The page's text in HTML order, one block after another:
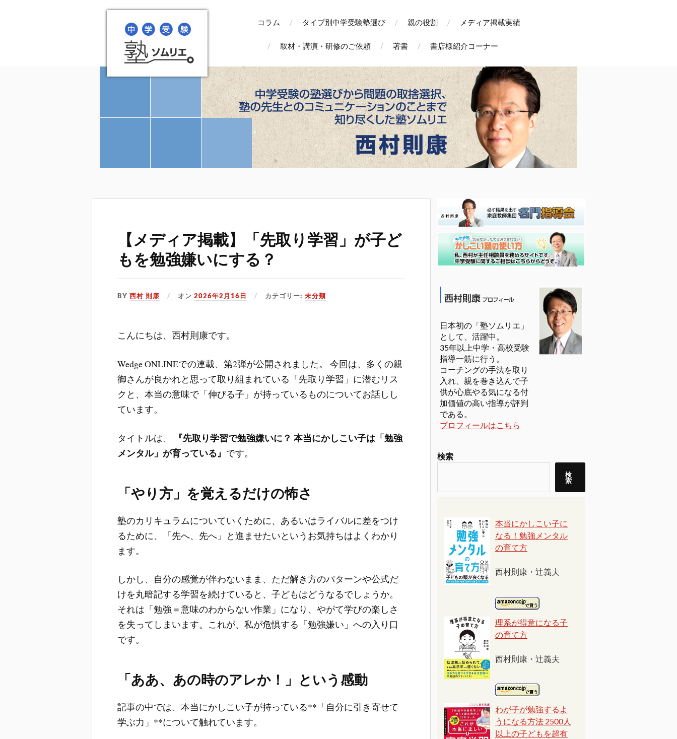
コラム タイプ別中学受験塾選び 親の役割 メディア掲載実績
取材・講演・研修のご依頼 著書 書店様紹介コーナー
【メディア掲載】「先取り学習」が子ど
もを勉強嫌いにする？
BY西村 則康 オン2026年2月16日 カテゴリー:未分類
こんにちは、西村則康です。
Wedge ONLINEでの連載、第2弾が公開されました。 今回は、多くの親
御さんが良かれと思って取り組まれている「先取り学習」に潜むリス
クと、本当の意味で「伸びる子」が持っているものについてお話しし
ています。
タイトルは、
『先取り学習で勉強嫌いに？ 本当にかしこい子は「勉強
メンタル」が育っている』 です。
「やり方」を覚えるだけの怖さ
塾のカリキュラムについていくために、あるいはライバルに差をつけ
るために、「先へ、先へ」と進ませたいというお気持ちはよくわかり
ます。
しかし、自分の感覚が伴わないまま、ただ解き方のパターンや公式だ
けを丸暗記する学習を続けていると、子どもはどうなるでしょうか。
それは「勉強＝意味のわからない作業」になり、やがて学びの楽しさ
を失ってしまいます。これが、私が危惧する「勉強嫌い」への入り口
です。
「ああ、あの時のアレか！」という感動
記事の中では、本当にかしこい子が持っている**「自分に引き寄せて
学ぶ力」**について触れています。
日本初の「塾ソムリエ」
として、活躍中。
35年以上中学・高校受験
指導一筋に行う。
コーチングの手法を取り
入れ、親を巻き込んで子
供が心底やる気になる付
加価値の高い指導が評判
である。
プロフィールはこちら
検索
検
索
本当にかしこい子に
なる！勉強メンタル
の育て方
西村則康・辻義夫
理系が得意になる子
の育て方
西村則康・辻義夫
わが子が勉強するよ
うになる方法 2500人
以上の子どもを超有